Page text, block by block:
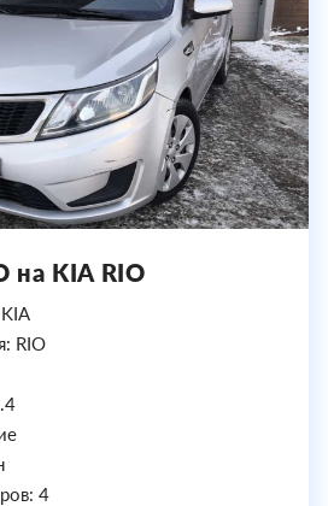
на KIA RIO
RIO
4